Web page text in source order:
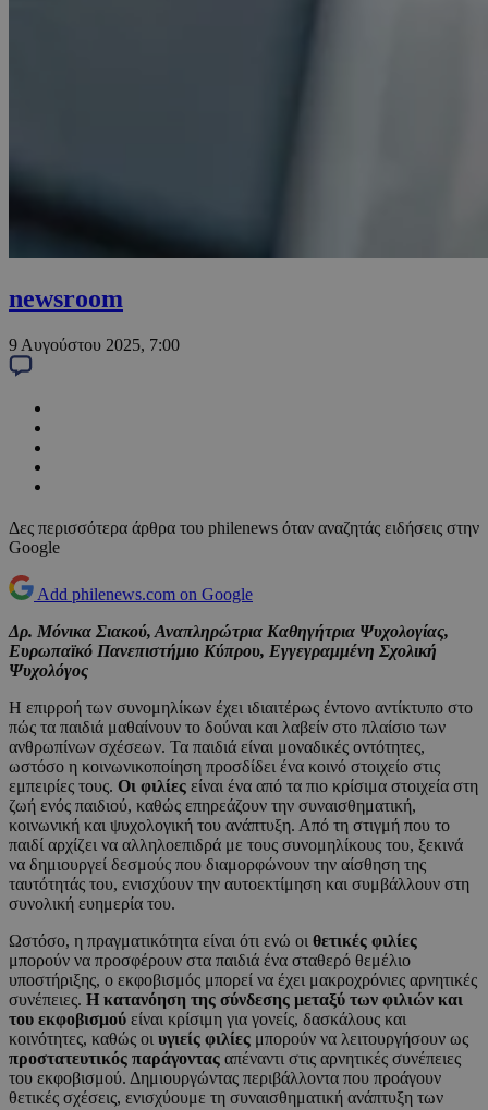
newsroom
9 Αυγούστου 2025, 7:00
Δες περισσότερα άρθρα του philenews όταν αναζητάς ειδήσεις στην
Google
Add philenews.com on Google
Δρ. Μόνικα Σιακού, Αναπληρώτρια Καθηγήτρια Ψυχολογίας,
Ευρωπαϊκό Πανεπιστήμιο Κύπρου, Εγγεγραμμένη Σχολική
Ψυχολόγος
Η επιρροή των συνομηλίκων έχει ιδιαιτέρως έντονο αντίκτυπο στο
πώς τα παιδιά μαθαίνουν το δούναι και λαβείν στο πλαίσιο των
ανθρωπίνων σχέσεων. Τα παιδιά είναι μοναδικές οντότητες,
ωστόσο η κοινωνικοποίηση προσδίδει ένα κοινό στοιχείο στις
εμπειρίες τους. Οι φιλίες είναι ένα από τα πιο κρίσιμα στοιχεία στη
ζωή ενός παιδιού, καθώς επηρεάζουν την συναισθηματική,
κοινωνική και ψυχολογική του ανάπτυξη. Από τη στιγμή που το
παιδί αρχίζει να αλληλοεπιδρά με τους συνομηλίκους του, ξεκινά
να δημιουργεί δεσμούς που διαμορφώνουν την αίσθηση της
ταυτότητάς του, ενισχύουν την αυτοεκτίμηση και συμβάλλουν στη
συνολική ευημερία του.
Ωστόσο, η πραγματικότητα είναι ότι ενώ οι θετικές φιλίες
μπορούν να προσφέρουν στα παιδιά ένα σταθερό θεμέλιο
υποστήριξης, ο εκφοβισμός μπορεί να έχει μακροχρόνιες αρνητικές
συνέπειες. Η κατανόηση της σύνδεσης μεταξύ των φιλιών και
του εκφοβισμού είναι κρίσιμη για γονείς, δασκάλους και
κοινότητες, καθώς οι υγιείς φιλίες μπορούν να λειτουργήσουν ως
προστατευτικός παράγοντας απέναντι στις αρνητικές συνέπειες
του εκφοβισμού. Δημιουργώντας περιβάλλοντα που προάγουν
θετικές σχέσεις, ενισχύουμε τη συναισθηματική ανάπτυξη των